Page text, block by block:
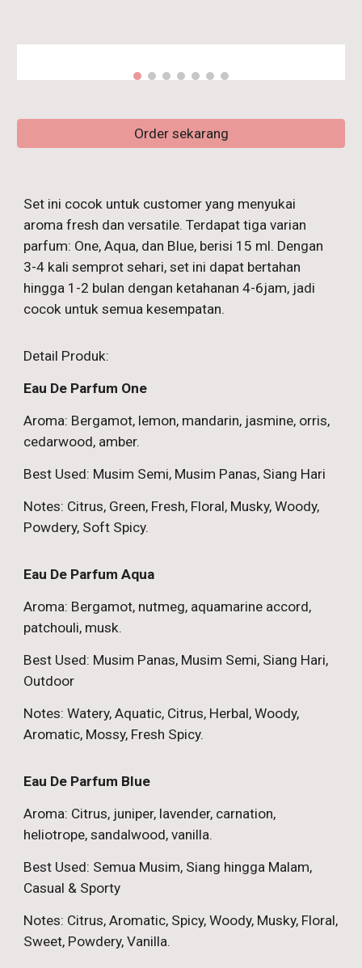
Order sekarang
Set ini cocok untuk customer yang menyukai
aroma fresh dan versatile. Terdapat tiga varian
parfum: One, Aqua, dan Blue, berisi 15 ml. Dengan
3-4 kali semprot sehari, set ini dapat bertahan
hingga 1-2 bulan dengan ketahanan 4-6jam, jadi
cocok untuk semua kesempatan.
Detail Produk:
Eau De Parfum One
Aroma: Bergamot, lemon, mandarin, jasmine, orris,
cedarwood, amber.
Best Used: Musim Semi, Musim Panas, Siang Hari
Notes: Citrus, Green, Fresh, Floral, Musky, Woody,
Powdery, Soft Spicy.
Eau De Parfum Aqua
Aroma: Bergamot, nutmeg, aquamarine accord,
patchouli, musk.
Best Used: Musim Panas, Musim Semi, Siang Hari,
Outdoor
Notes: Watery, Aquatic, Citrus, Herbal, Woody,
Aromatic, Mossy, Fresh Spicy.
Eau De Parfum Blue
Aroma: Citrus, juniper, lavender, carnation,
heliotrope, sandalwood, vanilla.
Best Used: Semua Musim, Siang hingga Malam,
Casual & Sporty
Notes: Citrus, Aromatic, Spicy, Woody, Musky, Floral,
Sweet, Powdery, Vanilla.